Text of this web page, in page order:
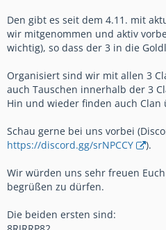
Den gibt es seit dem 4.11. mit
wir mitgenommen und aktiv
wichtig), so dass der 3 in die
Organisiert sind wir mit allen 3
auch Tauschen innerhalb der 3
Hin und wieder finden auch
Schau gerne bei uns vorbei
https://discord.gg/srNPCCY
).
Wir würden uns sehr freuen
begrüßen zu dürfen.
Die beiden ersten sind: